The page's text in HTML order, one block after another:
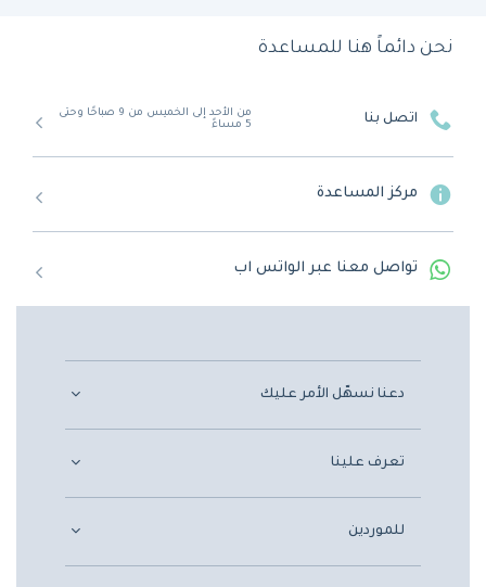
نحن دائماً هنا للمساعدة
اتصل بنا
من الأحد إلى الخميس من 9 صباحًا وحتى
5 مساءً
مركز المساعدة
تواصل معنا عبر الواتس اب
دعنا نسهّل الأمر عليك
تعرف علينا
للموردين